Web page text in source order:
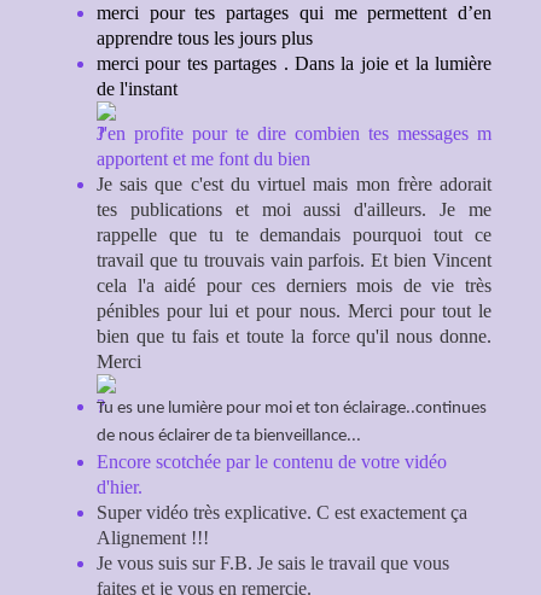
merci pour tes partages qui me permettent d’en
apprendre tous les jours plus
merci pour tes partages . Dans la joie et la lumière
de l'instant
J'en profite pour te dire combien tes messages m
apportent et me font du bien
Je sais que c'est du virtuel mais mon frère adorait
tes publications et moi aussi d'ailleurs. Je me
rappelle que tu te demandais pourquoi tout ce
travail que tu trouvais vain parfois. Et bien Vincent
cela l'a aidé pour ces derniers mois de vie très
pénibles pour lui et pour nous. Merci pour tout le
bien que tu fais et toute la force qu'il nous donne.
Merci
Tu es une lumière pour moi et ton éclairage..continues
de nous éclairer de ta bienveillance...
Encore scotchée par le contenu de votre vidéo
d'hier.
Super vidéo très explicative. C est exactement ça
Alignement !!!
Je vous suis sur F.B. Je sais le travail que vous
faites et je vous en remercie.